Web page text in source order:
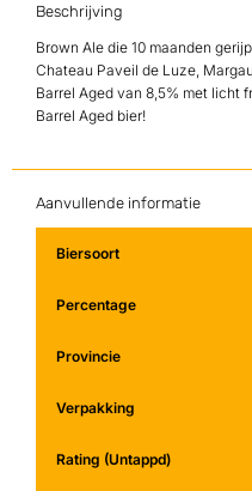
Beschrijving
Brown Ale die 10 maanden
Chateau Paveil de Luze,
Barrel Aged van 8,5% met licht
Barrel Aged bier!
Aanvullende informatie
Biersoort
Percentage
Provincie
Verpakking
Rating (Untappd)